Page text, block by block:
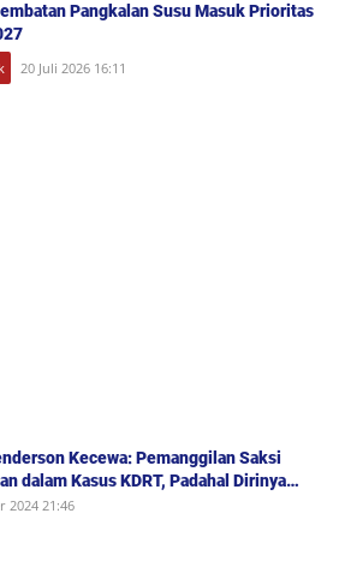
Pangkalan Susu Masuk Prioritas
20 Juli 2026 16:11
Kecewa: Pemanggilan Saksi
dalam Kasus KDRT, Padahal Dirinya
dan Tidak Berada di Tempat
2024 21:46